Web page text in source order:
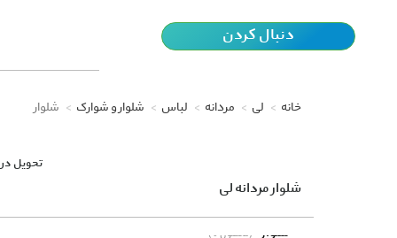
دنبال کردن
تحویل در
خانه لی مردانه لباس شلوار و شوارک شلوار
شلوار مردانه لی
(0 محصول) شلوار